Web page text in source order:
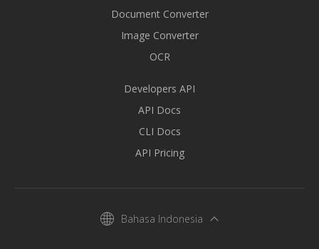
Document Converter
Image Converter
OCR
Developers API
API Docs
CLI Docs
API Pricing
Bahasa Indonesia